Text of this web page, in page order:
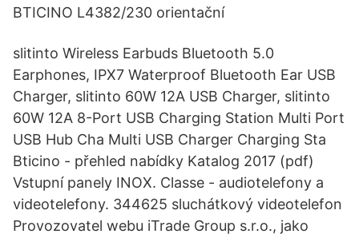
BTICINO L4382/230 orientační
slitinto Wireless Earbuds Bluetooth 5.0
Earphones, IPX7 Waterproof Bluetooth Ear USB
Charger, slitinto 60W 12A USB Charger, slitinto
60W 12A 8-Port USB Charging Station Multi Port
USB Hub Cha Multi USB Charger Charging Sta
Bticino - přehled nabídky Katalog 2017 (pdf)
Vstupní panely INOX. Classe - audiotelefony a
videotelefony. 344625 sluchátkový videotelefon
Provozovatel webu iTrade Group s.r.o., jako